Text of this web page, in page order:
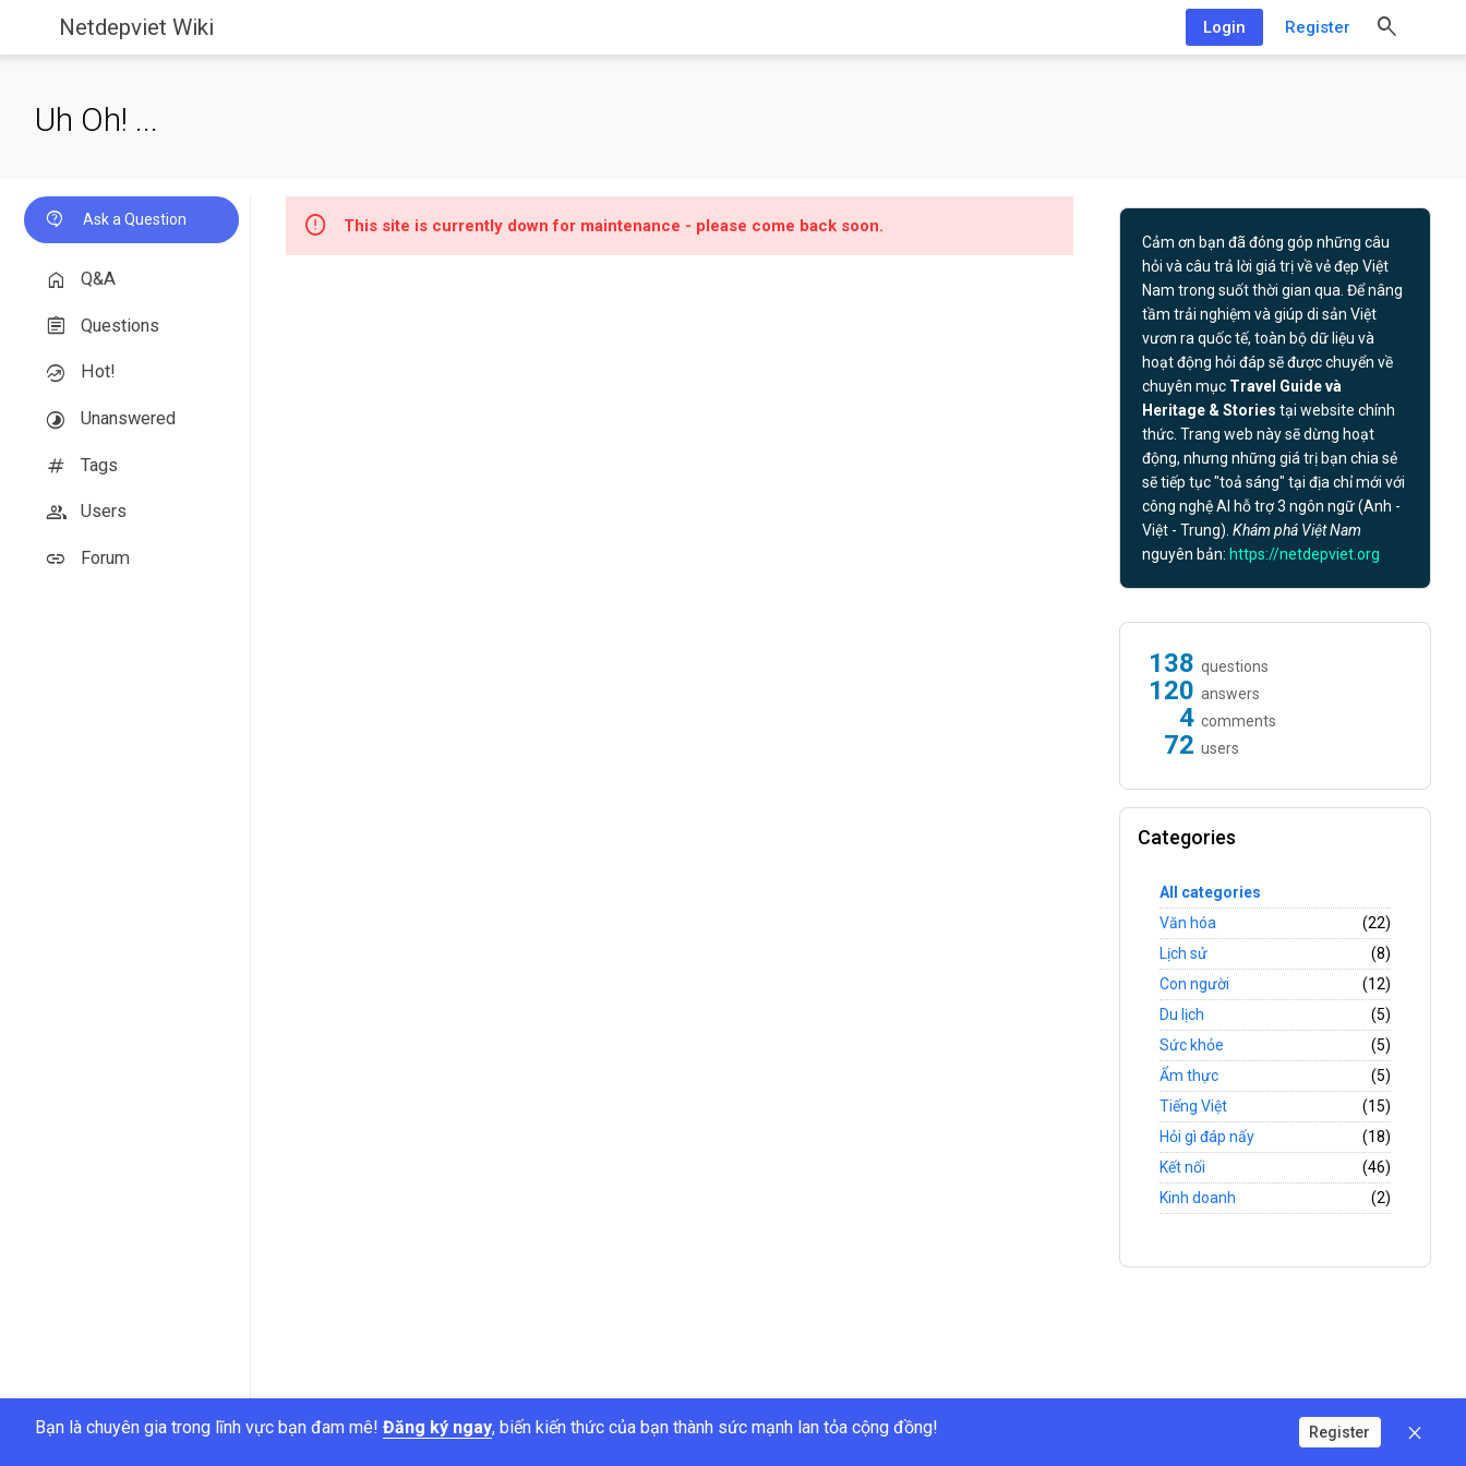
Netdepviet Wiki Login Register
Bạn là chuyên gia trong lĩnh vực bạn đam mê! Đăng ký ngay, biến kiến thức của bạn thành sức mạnh lan tỏa cộng đồng! Register
Uh Oh! ...
Ask a Question
Q&A
Questions
Hot!
Unanswered
Tags
Users
Forum
This site is currently down for maintenance - please come back soon.
Cảm ơn bạn đã đóng góp những câu
hỏi và câu trả lời giá trị về vẻ đẹp Việt
Nam trong suốt thời gian qua. Để nâng
tầm trải nghiệm và giúp di sản Việt
vươn ra quốc tế, toàn bộ dữ liệu và
hoạt động hỏi đáp sẽ được chuyển về
chuyên mục Travel Guide và
Heritage & Storiestại website chính
thức. Trang web này sẽ dừng hoạt
động, nhưng những giá trị bạn chia sẻ
sẽ tiếp tục "toả sáng" tại địa chỉ mới với
công nghệ AI hỗ trợ 3 ngôn ngữ (Anh -
Việt - Trung).Khám phá Việt Nam
nguyên bản: https://netdepviet.org
138 questions
120 answers
4 comments
72 users
Categories
All categories
Văn hóa
(22)
Lịch sử
(8)
Con người
(12)
Du lịch
(5)
Sức khỏe
(5)
Ẩm thực
(5)
Tiếng Việt
(15)
Hỏi gì đáp nấy
(18)
Kết nối
(46)
Kinh doanh
(2)